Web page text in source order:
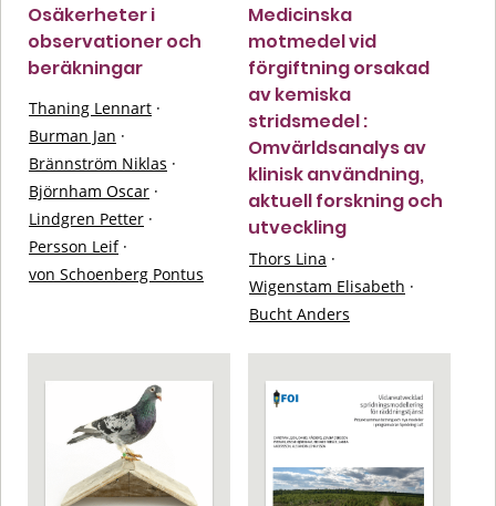
Osäkerheter i
observationer och
beräkningar
Thaning Lennart ·
Burman Jan ·
Brännström Niklas ·
Björnham Oscar ·
Lindgren Petter ·
Persson Leif ·
von Schoenberg Pontus
Medicinska
motmedel vid
förgiftning orsakad
av kemiska
stridsmedel :
Omvärldsanalys av
klinisk användning,
aktuell forskning och
utveckling
Thors Lina ·
Wigenstam Elisabeth ·
Bucht Anders